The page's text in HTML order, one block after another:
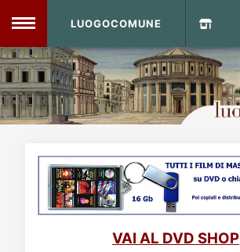
MENU
Home
DVD Shop
Sito
LUOGOCOMUNE
VAI AL DVD SHOP